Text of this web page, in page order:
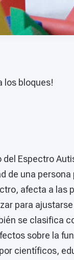
los bloques!
del Espectro
de una persona
afecta a las
para
se clasifica
sobre la
científicos,